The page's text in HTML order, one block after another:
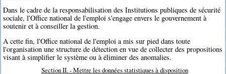
Dans le cadre de la responsabilisation des Institutions publiques de sécurité
sociale, l'Office national de l'emploi s'engage envers le gouvernement à
soutenir et à conseiller la gestion.
A cette fin, l'Office national de l'emploi a mis sur pied dans toute
l'organisation une structure de détection en vue de collecter des propositions
visant à simplifier le système ou à éliminer des anomalies.
Section II. - Mettre les données statistiques à disposition